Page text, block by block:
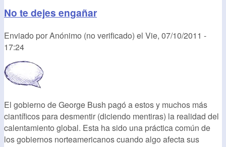
No te dejes engañar
Enviado porAnónimo (no verificado) el Vie, 07/10/2011 -
17:24
El gobierno de George Bush pagó a estos y muchos más
ciantíficos para desmentir (diciendo mentiras) la realidad del
calentamiento global. Esta ha sido una práctica común de
los gobiernos norteamericanos cuando algo afecta sus